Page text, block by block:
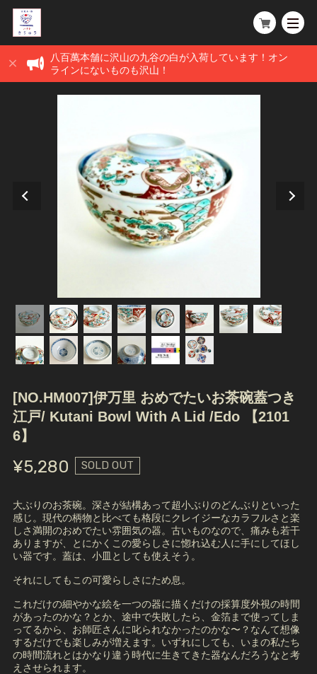
八百萬本舗に沢山の九谷の白が入荷しています！オン
ラインにないものも沢山！
[NO.HM007]伊万里 おめでたいお茶碗蓋つき
江戸/ Kutani Bowl With A Lid /Edo 【2101
6】
¥5,280 SOLD OUT
大ぶりのお茶碗。深さが結構あって超小ぶりのどんぶりといった
感じ。現代の柄物と比べても格段にクレイジーなカラフルさと楽
しさ満開のおめでたい雰囲気の器。古いものなので、痛みも若干
ありますが、とにかくこの愛らしさに惚れ込む人に手にしてほし
い器です。蓋は、小皿としても使えそう。
それにしてもこの可愛らしさにため息。
これだけの細やかな絵を一つの器に描くだけの採算度外視の時間
があったのかな？とか、途中で失敗したら、金箔まで使ってしま
ってるから、お師匠さんに叱られなかったのかな〜？なんて想像
するだけでも楽しみが増えます。いずれにしても、いまの私たち
の時間流れとはかなり違う時代に生きてきた器なんだろうなと考
えさせられます。